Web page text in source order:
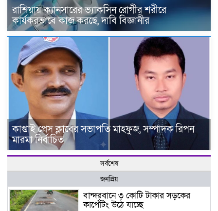
রাশিয়ায় ক্যানসারের ভ্যাকসিন রোগীর শরীরে
কার্যকরভাবে কাজ করছে, দাবি বিজ্ঞানীর
কাপ্তাই প্রেস ক্লাবের সভাপতি মাহফুজ, সম্পাদক রিপন
মারমা নির্বাচিত
সর্বশেষ
জনপ্রিয়
বান্দরবানে ৩ কোটি টাকার সড়কের
কার্পেটিং উঠে যাচ্ছে